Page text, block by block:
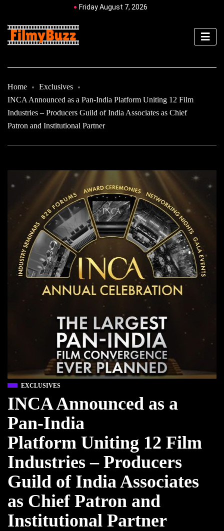
Friday August 7, 2026
Home
Exclusives
INCA Announced as a Pan-India Platform Uniting 12 Film
Industries – Producers Guild of India Associates as Chief
Patron and Institutional Partner
EXCLUSIVES
INCA Announced as a
Pan-India
Platform Uniting 12 Film
Industries – Producers
Guild of India Associates
as Chief Patron and
Institutional Partner